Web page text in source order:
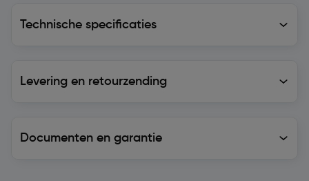
Technische specificaties
Levering en retourzending
Documenten en garantie